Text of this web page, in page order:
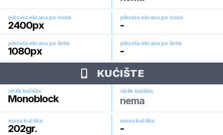
piksela ekrana po visini
2400px
piksela ekrana po visini
-
piksela ekrana po širini
1080px
piksela ekrana po širini
-
KUĆIŠTE
oblik kućišta
Monoblock
oblik kućišta
nema
masa kućišta
202gr.
masa kućišta
-